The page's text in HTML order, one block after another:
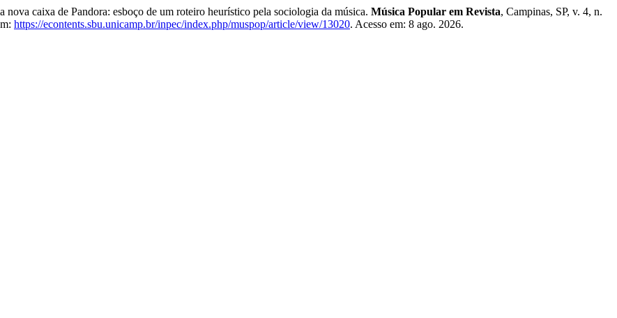
caixa de Pandora: esboço de um roteiro heurístico pela sociologia da música. Música Popular em Revista, Campinas, SP, v. 4, n.
https://econtents.sbu.unicamp.br/inpec/index.php/muspop/article/view/13020. Acesso em: 8 ago. 2026.